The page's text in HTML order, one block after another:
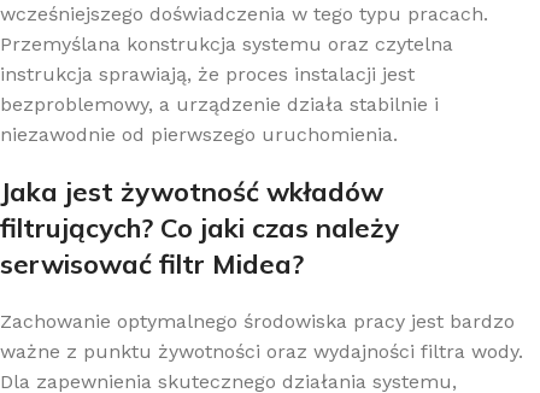
wcześniejszego doświadczenia w tego typu pracach.
Przemyślana konstrukcja systemu oraz czytelna
instrukcja sprawiają, że proces instalacji jest
bezproblemowy, a urządzenie działa stabilnie i
niezawodnie od pierwszego uruchomienia.
Jaka jest żywotność wkładów
filtrujących? Co jaki czas należy
serwisować filtr Midea?
Zachowanie optymalnego środowiska pracy jest bardzo
ważne z punktu żywotności oraz wydajności filtra wody.
Dla zapewnienia skutecznego działania systemu,